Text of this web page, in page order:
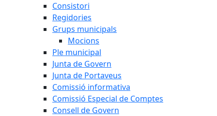
Consistori
Regidories
Grups municipals
Mocions
Ple municipal
Junta de Govern
Junta de Portaveus
Comissió informativa
Comissió Especial de Comptes
Consell de Govern